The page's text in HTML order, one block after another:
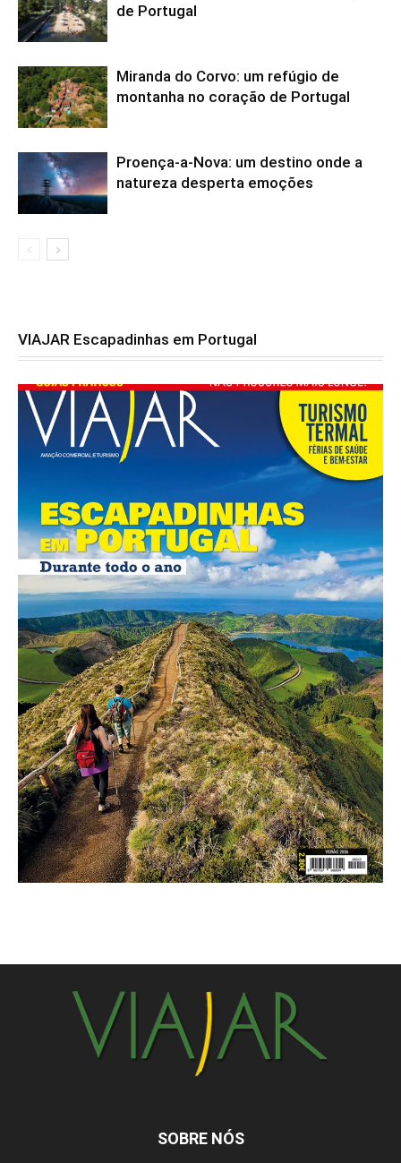
de Portugal
Miranda do Corvo: um refúgio de
montanha no coração de Portugal
Proença-a-Nova: um destino onde a
natureza desperta emoções
VIAJAR Escapadinhas em Portugal
SOBRE NÓS